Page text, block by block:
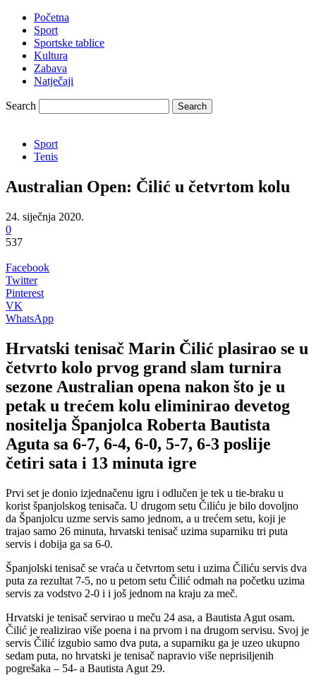
Početna
Sport
Sportske tablice
Kultura
Zabava
Natječaji
Search
Sport
Tenis
Australian Open: Čilić u četvrtom kolu
24. siječnja 2020.
0
537
Facebook
Twitter
Pinterest
VK
WhatsApp
Hrvatski tenisač Marin Čilić plasirao se u
četvrto kolo prvog grand slam turnira
sezone Australian opena nakon što je u
petak u trećem kolu eliminirao devetog
nositelja Španjolca Roberta Bautista
Aguta sa 6-7, 6-4, 6-0, 5-7, 6-3 poslije
četiri sata i 13 minuta igre
Prvi set je donio izjednačenu igru i odlučen je tek u tie-braku u
korist španjolskog tenisača. U drugom setu Čiliću je bilo dovoljno
da Španjolcu uzme servis samo jednom, a u trećem setu, koji je
trajao samo 26 minuta, hrvatski tenisač uzima suparniku tri puta
servis i dobija ga sa 6-0.
Španjolski tenisač se vraća u četvrtom setu i uzima Čiliću servis dva
puta za rezultat 7-5, no u petom setu Čilić odmah na početku uzima
servis za vodstvo 2-0 i i još jednom na kraju za meč.
Hrvatski je tenisač servirao u meču 24 asa, a Bautista Agut osam.
Čilić je realizirao više poena i na prvom i na drugom servisu. Svoj je
servis Čilić izgubio samo dva puta, a suparniku ga je uzeo ukupno
sedam puta, no hrvatski je tenisač napravio više neprisiljenih
pogrešaka – 54- a Bautista Agut 29.